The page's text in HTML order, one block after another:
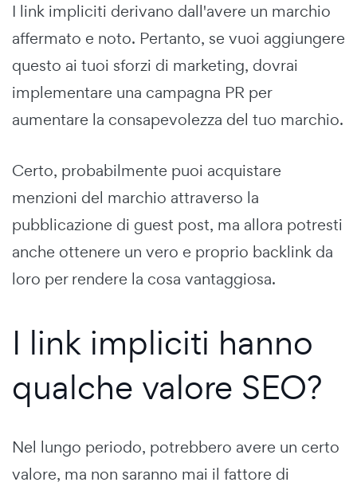
I link impliciti derivano dall'avere un marchio
affermato e noto. Pertanto, se vuoi aggiungere
questo ai tuoi sforzi di marketing, dovrai
implementare una campagna PR per
aumentare la consapevolezza del tuo marchio.
Certo, probabilmente puoi acquistare
menzioni del marchio attraverso la
pubblicazione di guest post, ma allora potresti
anche ottenere un vero e proprio backlink da
loro per rendere la cosa vantaggiosa.
I link impliciti hanno
qualche valore SEO?
Nel lungo periodo, potrebbero avere un certo
valore, ma non saranno mai il fattore di